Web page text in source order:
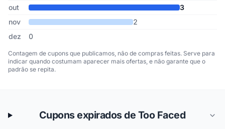
out
3
nov
2
dez
0
Contagem de cupons que publicamos, não de compras feitas. Serve para
indicar quando costumam aparecer mais ofertas, e não garante que o
padrão se repita.
Cupons expirados de Too Faced